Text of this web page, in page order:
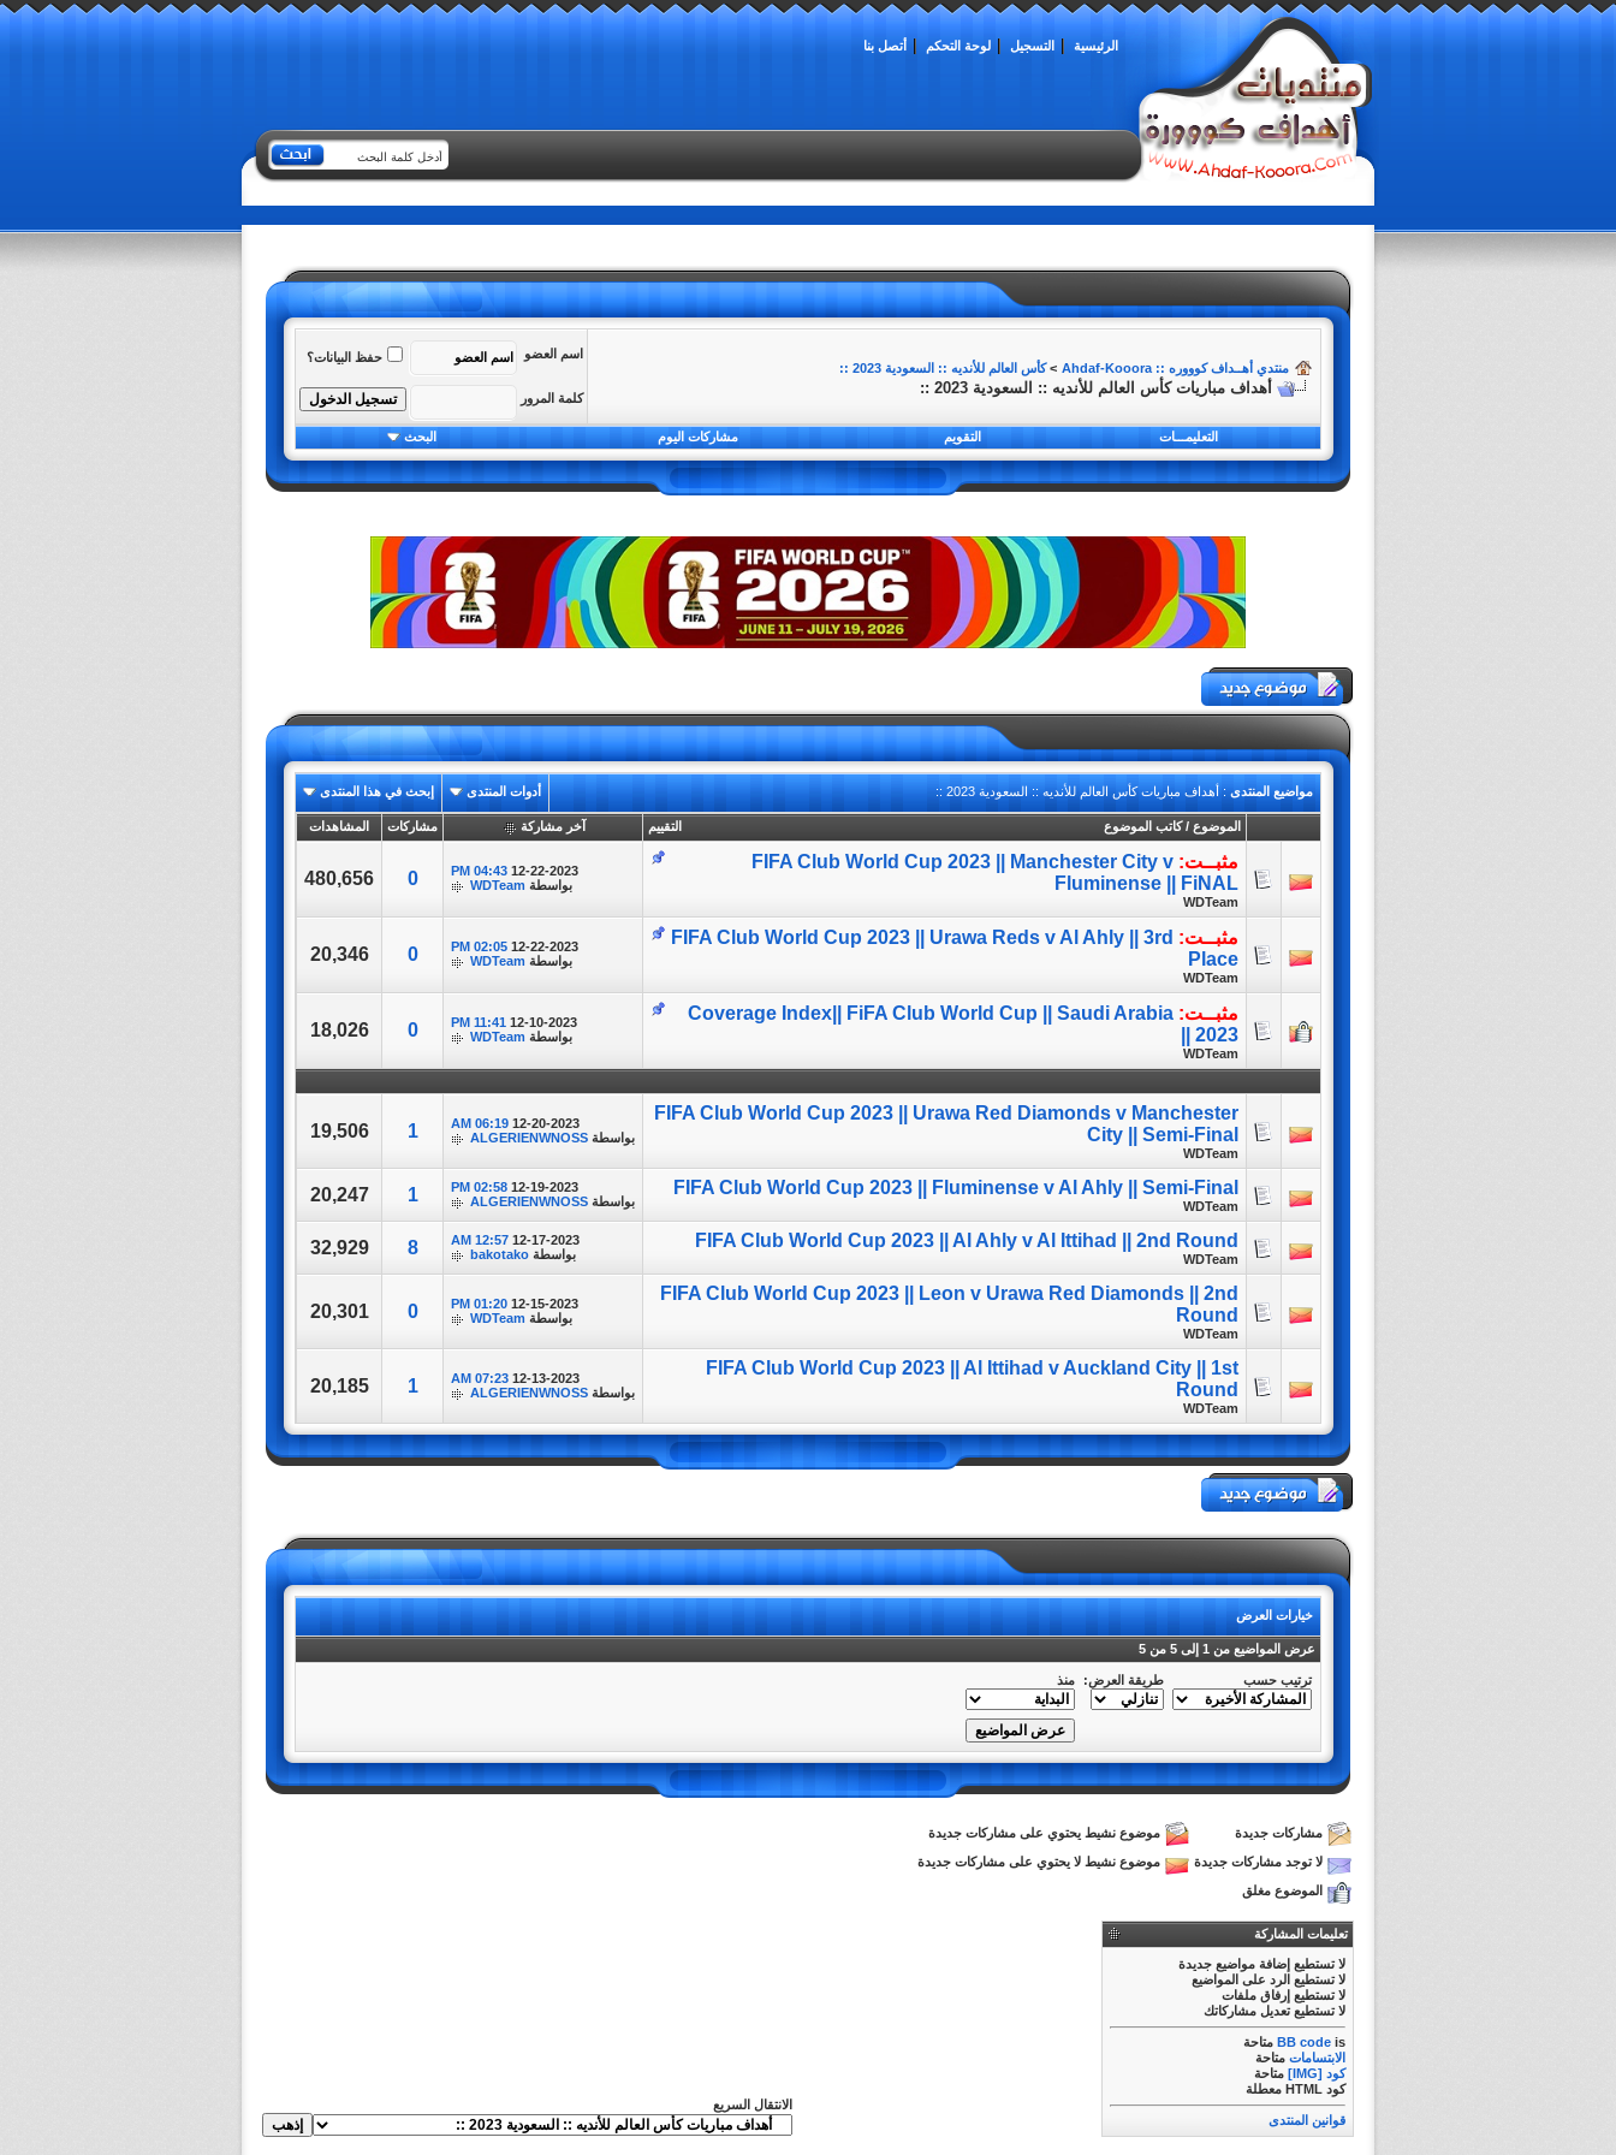
الرئيسية التسجيل لوحة التحكم أتصل بنا
منتدي أهــداف كوووره :: Ahdaf-Kooora >كأس العالم للأنديه :: السعودية 2023 ::
أهداف مباريات كأس العالم للأنديه :: السعودية 2023 ::
اسم العضو حفظ البيانات؟
كلمة المرور
التعليمـــات التقويم مشاركات اليوم البحث
مواضيع المنتدى : أهداف مباريات كأس العالم للأنديه :: السعودية 2023 :: أدوات المنتدى إبحث في هذا المنتدى
التقييم الموضوع /كاتب الموضوع آخر مشاركة مشاركات المشاهدات
مثبــت: FIFA Club World Cup 2023 || Manchester City v
Fluminense || FiNAL
WDTeam
12-22-2023
04:43 PM
بواسطة WDTeam
0
480,656
مثبــت: FIFA Club World Cup 2023 || Urawa Reds v Al Ahly || 3rd
Place
WDTeam
12-22-2023
02:05 PM
بواسطة WDTeam
0
20,346
مثبــت: Coverage Index|| FiFA Club World Cup || Saudi Arabia
2023 ||
WDTeam
12-10-2023
11:41 PM
بواسطة WDTeam
0
18,026
FIFA Club World Cup 2023 || Urawa Red Diamonds v Manchester
City || Semi-Final
WDTeam
12-20-2023
06:19 AM
بواسطة ALGERIENWNOSS
1
19,506
FIFA Club World Cup 2023 || Fluminense v Al Ahly || Semi-Final
WDTeam
12-19-2023
02:58 PM
بواسطة ALGERIENWNOSS
1
20,247
FIFA Club World Cup 2023 || Al Ahly v Al Ittihad || 2nd Round
WDTeam
12-17-2023
12:57 AM
بواسطة bakotako
8
32,929
FIFA Club World Cup 2023 || Leon v Urawa Red Diamonds || 2nd
Round
WDTeam
12-15-2023
01:20 PM
بواسطة WDTeam
0
20,301
FIFA Club World Cup 2023 || Al Ittihad v Auckland City || 1st
Round
WDTeam
12-13-2023
07:23 AM
بواسطة ALGERIENWNOSS
1
20,185
خيارات العرض
عرض المواضيع من 1 إلى 5 من 5
ترتيب حسب طريقة العرض: منذ
مشاركات جديدة
موضوع نشيط يحتوي على مشاركات جديدة
لا توجد مشاركات جديدة
موضوع نشيط لا يحتوي على مشاركات جديدة
الموضوع مغلق
تعليمات المشاركة
لا تستطيع إضافة مواضيع جديدة
لا تستطيع الرد على المواضيع
لا تستطيع إرفاق ملفات
لا تستطيع تعديل مشاركاتك
BB code is
متاحة
الابتسامات متاحة
كود [IMG]
متاحة
كود HTML
معطلة
قوانين المنتدى
الانتقال السريع